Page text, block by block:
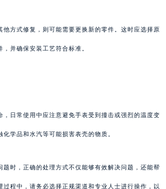
他方式修复，则可能需要更换新的零件。这时应选择原
并确保安装工艺符合标准。
，日常使用中应注意避免手表受到撞击或强烈的温度变
学品和水汽等可能损害表壳的物质。
题时，正确的处理方式不仅能够有效解决问题，还能帮
过程中，请务必选择正规渠道和专业人士进行操作，以